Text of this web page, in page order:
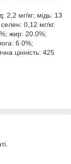
2,2 мг/кг; мідь: 13
0,12 мг/кг.
жир: 20.0%;
6.0%;
цінність: 425